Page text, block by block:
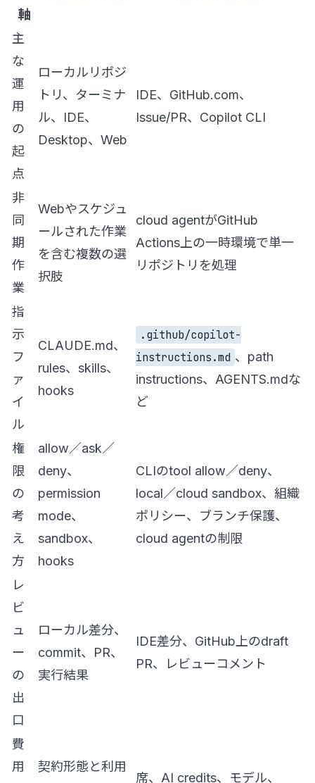
軸
主
な
運
用
の
起
点
ローカルリポジ
トリ、ターミナ
ル、IDE、
Desktop、Web
IDE、GitHub.com、
Issue/PR、Copilot CLI
非
同
期
作
業
Webやスケジュ
ールされた作業
を含む複数の選
択肢
cloud agentがGitHub
Actions上の一時環境で単一
リポジトリを処理
指
示
フ
ァ
イ
ル
CLAUDE.md、
rules、skills、
hooks
.github/copilot-
instructions.md 、path
instructions、AGENTS.mdな
ど
権
限
の
考
え
方
allow／ask／
deny、
permission
mode、
sandbox、
hooks
CLIのtool allow／deny、
local／cloud sandbox、組織
ポリシー、ブランチ保護、
cloud agentの制限
レ
ビ
ュ
ー
の
出
口
ローカル差分、
commit、PR、
実行結果
IDE差分、GitHub上のdraft
PR、レビューコメント
費
用
契約形態と利用
席、AI credits、モデル、